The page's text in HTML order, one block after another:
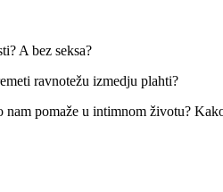
A bez seksa?
ravnotežu izmedju plahti?
pomaže u intimnom životu?